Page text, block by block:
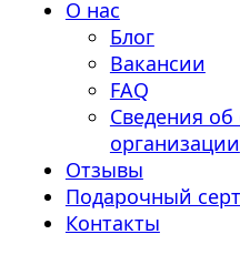
О нас
Блог
Вакансии
FAQ
Сведения об
организации
Отзывы
Подарочный
Контакты